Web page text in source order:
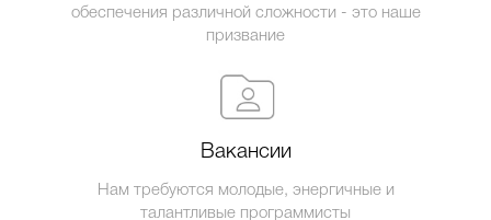
обеспечения различной сложности - это наше
призвание
Вакансии
Нам требуются молодые, энергичные и
талантливые программисты